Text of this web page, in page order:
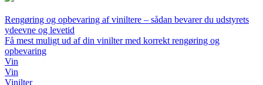
Rengøring og opbevaring af viniltere – sådan bevarer du udstyrets
ydeevne og levetid
Få mest muligt ud af din vinilter med korrekt rengøring og
opbevaring
Vin
Vin
Vinilter